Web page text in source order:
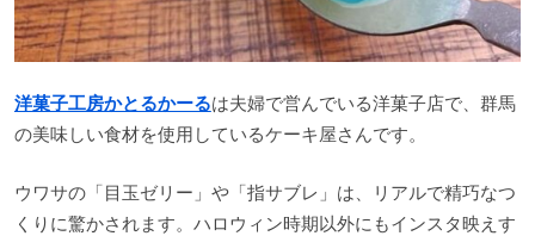
洋菓子工房かとるかーるは夫婦で営んでいる洋菓子店で、群馬
の美味しい食材を使用しているケーキ屋さんです。
ウワサの「目玉ゼリー」や「指サブレ」は、リアルで精巧なつ
くりに驚かされます。ハロウィン時期以外にもインスタ映えす